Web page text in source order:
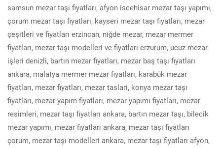
samsun mezar taşı fiyatları, afyon iscehisar mezar taşı yapımı,
çorum mezar taşı fiyatları, kayseri mezar taşı fiyatları, mezar
çeşitleri ve fiyatları erzincan, niğde mezar, mezar mermer
fiyatları, mezar taşı modelleri ve fiyatları erzurum, ucuz mezar
işleri denizli, bartın mezar fiyatları, mezar baş taşı fiyatları
ankara, malatya mermer mezar fiyatları, karabük mezar
fiyatları, mezar fiyatları, mezar taslari, konya mezar taşı
fiyatları, mezar yapım fiyatları, mezar yapımı fiyatları, mezar
resimleri, mezar taşı fiyatları ankara, bartın mezar taşı, bilecik
mezar yapımı, mezar fiyatları ankara, mezar taşı fiyatları
çorum, mezar taşı modelleri ankara, mezar taşı fiyatları afyon,